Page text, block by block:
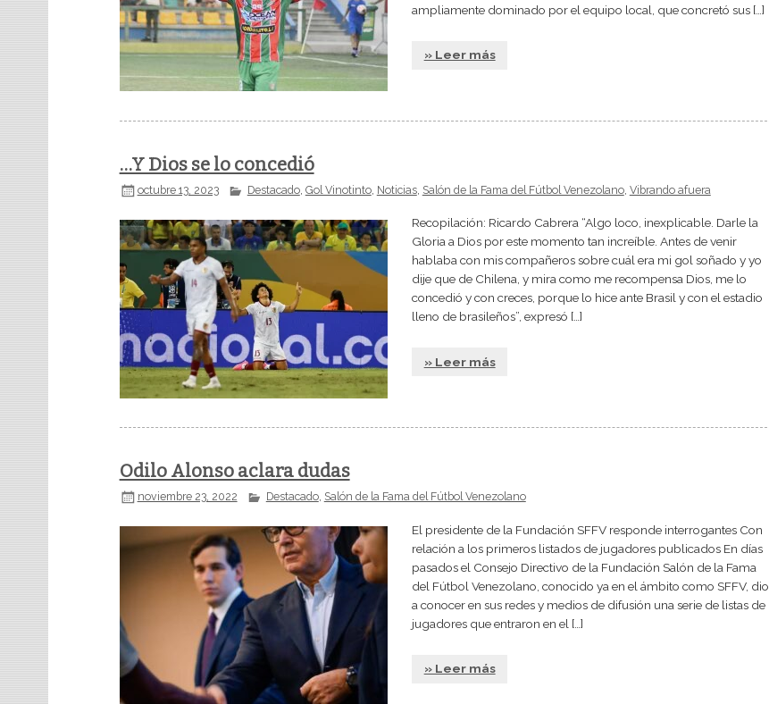
ampliamente dominado por el equipo local, que concretó sus […]
» Leer más
…Y Dios se lo concedió
octubre 13, 2023 Destacado, Gol Vinotinto, Noticias, Salón de la Fama del Fútbol Venezolano, Vibrando afuera
Recopilación: Ricardo Cabrera “Algo loco, inexplicable. Darle la
Gloria a Dios por este momento tan increíble. Antes de venir
hablaba con mis compañeros sobre cuál era mi gol soñado y yo
dije que de Chilena, y mira como me recompensa Dios, me lo
concedió y con creces, porque lo hice ante Brasil y con el estadio
lleno de brasileños”, expresó […]
» Leer más
Odilo Alonso aclara dudas
noviembre 23, 2022 Destacado, Salón de la Fama del Fútbol Venezolano
El presidente de la Fundación SFFV responde interrogantes Con
relación a los primeros listados de jugadores publicados En días
pasados el Consejo Directivo de la Fundación Salón de la Fama
del Fútbol Venezolano, conocido ya en el ámbito como SFFV, dio
a conocer en sus redes y medios de difusión una serie de listas de
jugadores que entraron en el […]
» Leer más